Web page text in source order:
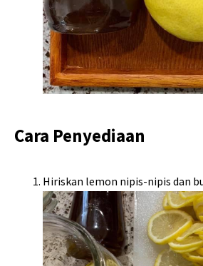
Cara Penyediaan
Hiriskan lemon nipis-nipis dan